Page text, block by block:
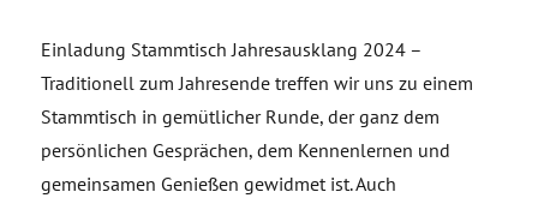
Einladung Stammtisch Jahresausklang 2024 –
Traditionell zum Jahresende treffen wir uns zu einem
Stammtisch in gemütlicher Runde, der ganz dem
persönlichen Gesprächen, dem Kennenlernen und
gemeinsamen Genießen gewidmet ist. Auch